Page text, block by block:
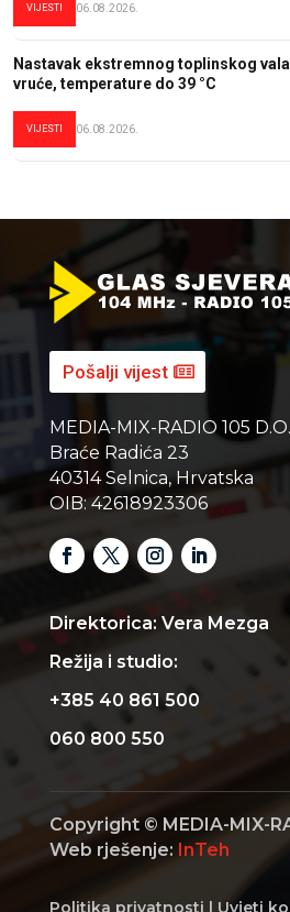
VIJESTI 06.08.2026.
Nastavak ekstremnog toplinskog
vruće, temperature do 39 °C
VIJESTI 06.08.2026.
Pošalji vijest
MEDIA-MIX-RADIO 105
Braće Radića 23
40314 Selnica, Hrvatska
OIB: 42618923306
Direktorica: Vera Mezga
Režija i studio:
+385 40 861 500
060 800 550
Copyright © MEDIA-MIX-
Web rješenje: InTeh
Politika privatnosti | Uvjeti